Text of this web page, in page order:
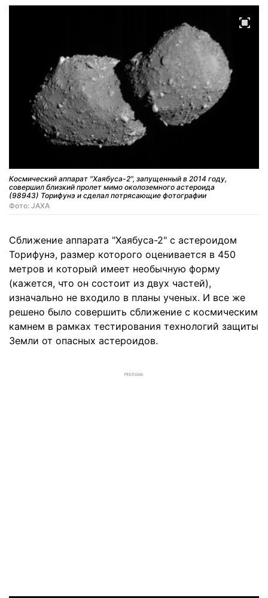
Космический аппарат "Хаябуса-2", запущенный в 2014 году,
совершил близкий пролет мимо околоземного астероида
(98943) Торифунэ и сделал потрясающие фотографии
Фото: JAXA
Сближение аппарата "Хаябуса-2" с астероидом
Торифунэ, размер которого оценивается в 450
метров и который имеет необычную форму
(кажется, что он состоит из двух частей),
изначально не входило в планы ученых. И все же
решено было совершить сближение с космическим
камнем в рамках тестирования технологий защиты
Земли от опасных астероидов.
РЕКЛАМА